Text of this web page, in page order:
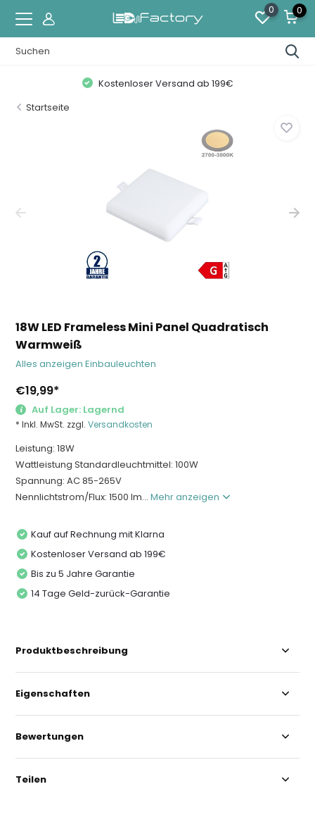
0 0
Kostenloser Versand ab 199€
Startseite
18W LED Frameless Mini Panel Quadratisch
Warmweiß
Alles anzeigen Einbauleuchten
€19,99*
Auf Lager: Lagernd
* Inkl. MwSt. zzgl.Versandkosten
Leistung: 18W
Wattleistung Standardleuchtmittel: 100W
Spannung: AC 85-265V
Nennlichtstrom/Flux: 1500 lm...Mehr anzeigen
Kauf auf Rechnung mit Klarna
Kostenloser Versand ab 199€
Bis zu 5 Jahre Garantie
14 Tage Geld-zurück-Garantie
Produktbeschreibung
Eigenschaften
Bewertungen
Teilen